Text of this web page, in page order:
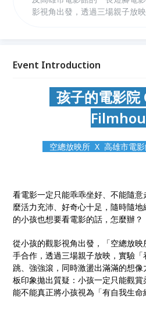
影視角出發，透過三場親子放
「有自我生命經驗及感受的主體」？ 在暑假之
Event Introduction
孩子的電影院
空總放映所 X 高雄市電影
看電影一定只能乖乖坐好、不能隨
麼活力充沛、好奇心十足，隨時隨
的小孩也想要看電影的話，怎麼辦？
從小孩的觀影視角出發，「空總放
手合作，透過三場親子放映，實驗
跳、強強滾，同時激盪出滿滿的想
板印象拋出質疑：小孩一定只能觀
能不能真正將小孩視為「有自我生命